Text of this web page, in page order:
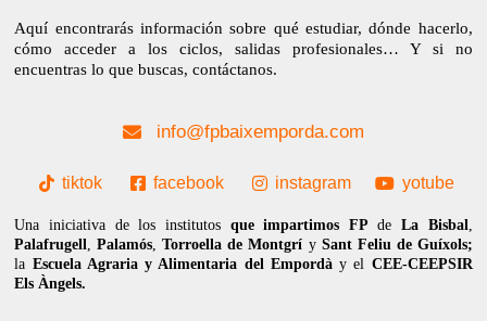
Aquí encontrarás información sobre qué estudiar, dónde hacerlo,
cómo acceder a los ciclos, salidas profesionales… Y si no
encuentras lo que buscas, contáctanos.
info@fpbaixemporda.com
tiktok facebook instagram yotube
Una iniciativa de los institutos que impartimos FP de La Bisbal,
Palafrugell,Palamós,Torroella de Montgrí y Sant Feliu de Guíxols;
la Escuela Agraria y Alimentaria del Empordày el CEE-CEEPSIR
Els Àngels.